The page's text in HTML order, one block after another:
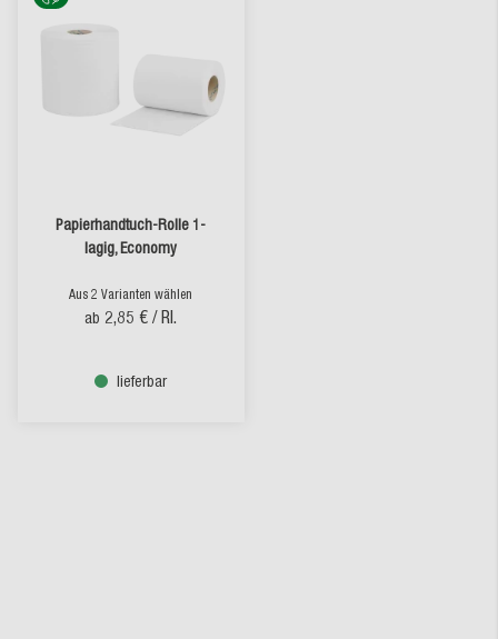
Papierhandtuch-Rolle 1-
lagig, Economy
Aus 2 Varianten wählen
ab 2,85 € / Rl.
lieferbar